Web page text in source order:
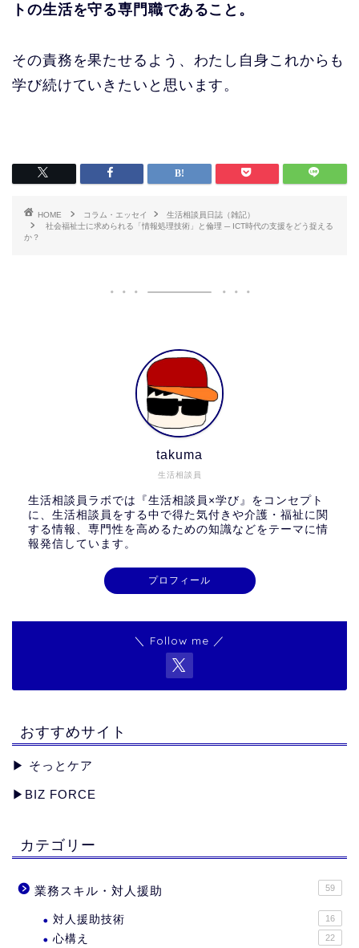
トの生活を守る専門職であること。
その責務を果たせるよう、わたし自身これからも
学び続けていきたいと思います。
HOME コラム・エッセイ
生活相談員日誌（雑記）
社会福祉士に求められる「情報処理技術」と倫理 ─ ICT時代の支援をどう捉える
か？
生活相談員
takuma
生活相談員ラボでは『生活相談員×学び』をコンセプト
に、生活相談員をする中で得た気付きや介護・福祉に関
する情報、専門性を高めるための知識などをテーマに情
報発信しています。
プロフィール
＼ Follow me ／
おすすめサイト
▶︎ そっとケア
▶︎ BIZ FORCE
カテゴリー
業務スキル・対人援助 59
対人援助技術 16
心構え 22